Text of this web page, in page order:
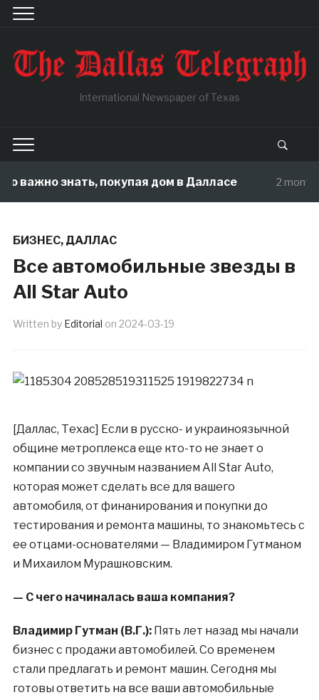
International Newspaper of Texas
знать, покупая дом в Далласе 2 months ago
БИЗНЕС, ДАЛЛАС
Все автомобильные звезды в
All Star Auto
Written by Editorial on 2024-03-19
[Даллас, Техас] Если в русско- и украиноязычной
общине метроплекса еще кто-то не знает о
компании со звучным названием All Star Auto,
которая может сделать все для вашего
автомобиля, от финанирования и покупки до
тестирования и ремонта машины, то знакомьтесь с
ее отцами-основателями — Владимиром Гутманом
и Михаилом Мурашковским.
— С чего начиналась ваша компания?
Владимир Гутман (В.Г.):Пять лет назад мы начали
бизнес с продажи автомобилей. Со временем
стали предлагать и ремонт машин. Сегодня мы
готовы ответить на все ваши автомобильные